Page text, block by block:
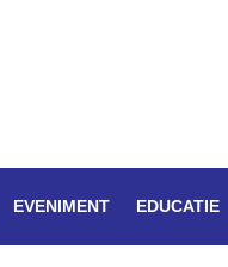
EVENIMENT EDUCATIE